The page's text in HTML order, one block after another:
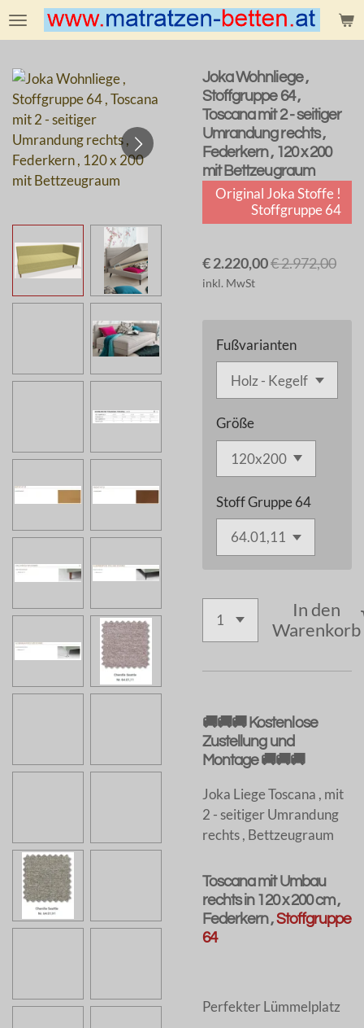
Zum
Hauptinhalt
Joka Wohnliege ,
Stoffgruppe 64 ,
Toscana mit 2 - seitiger
Umrandung rechts ,
Federkern , 120 x 200
mit Bettzeugraum
Original Joka Stoffe !
Stoffgruppe 64
€ 2.220,00€ 2.972,00
inkl. MwSt
Fußvarianten
Größe
Stoff Gruppe 64
In den
Warenkorb
🚚🚚🚚 Kostenlose
Zustellung und
Montage 🚚🚚🚚
Joka Liege Toscana , mit
2 - seitiger Umrandung
rechts , Bettzeugraum
Toscana mit Umbau
rechts in 120 x 200 cm ,
Federkern ,Stoffgruppe
64
Perfekter Lümmelplatz